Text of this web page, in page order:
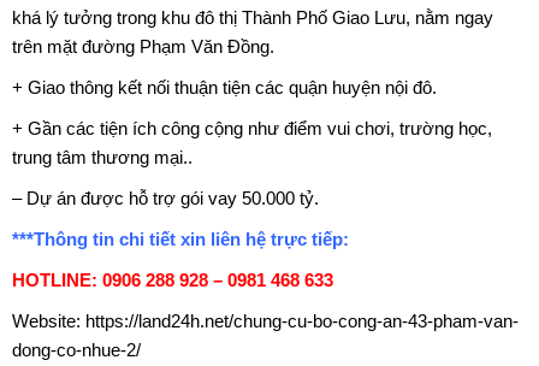
khá lý tưởng trong khu đô thị Thành Phố Giao Lưu, nằm ngay
trên mặt đường Phạm Văn Đồng.
+ Giao thông kết nối thuận tiện các quận huyện nội đô.
+ Gần các tiện ích công cộng như điểm vui chơi, trường học,
trung tâm thương mại..
– Dự án được hỗ trợ gói vay 50.000 tỷ.
***Thông tin chi tiết xin liên hệ trực tiếp:
HOTLINE: 0906 288 928 – 0981 468 633
Website: https://land24h.net/chung-cu-bo-cong-an-43-pham-van-
dong-co-nhue-2/